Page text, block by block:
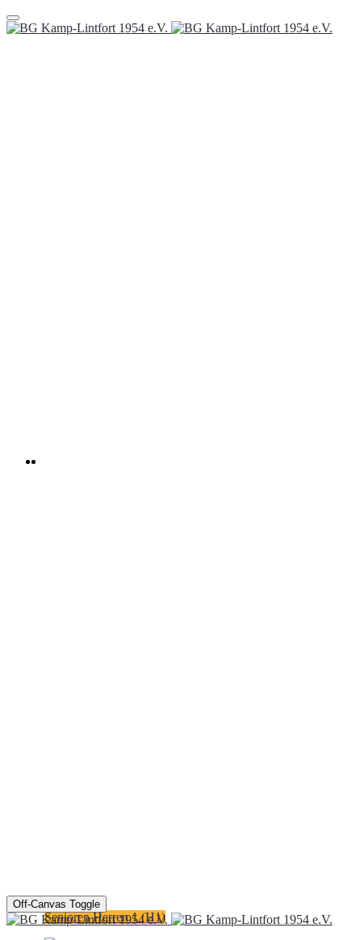
Senioren Herren 1 (H1)
Off-Canvas Toggle